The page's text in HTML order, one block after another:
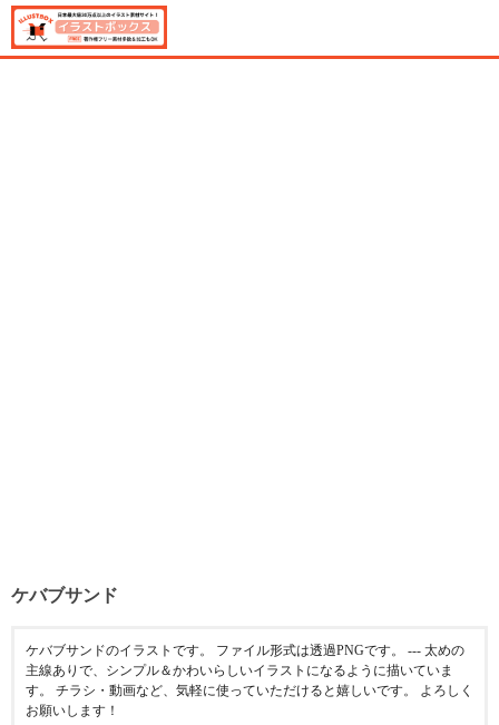
ケバブサンド
ケバブサンドのイラストです。 ファイル形式は透過PNGです。 --- 太めの
主線ありで、シンプル＆かわいらしいイラストになるように描いていま
す。 チラシ・動画など、気軽に使っていただけると嬉しいです。 よろしく
お願いします！